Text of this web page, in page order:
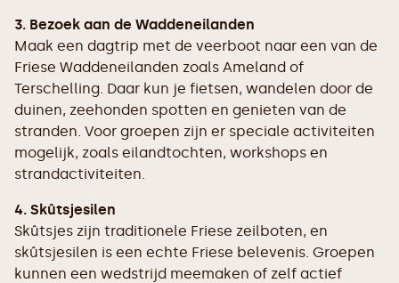
3. Bezoek aan de Waddeneilanden
Maak een dagtrip met de veerboot naar een van de
Friese Waddeneilanden zoals Ameland of
Terschelling. Daar kun je fietsen, wandelen door de
duinen, zeehonden spotten en genieten van de
stranden. Voor groepen zijn er speciale activiteiten
mogelijk, zoals eilandtochten, workshops en
strandactiviteiten.
4. Skûtsjesilen
Skûtsjes zijn traditionele Friese zeilboten, en
skûtsjesilen is een echte Friese belevenis. Groepen
kunnen een wedstrijd meemaken of zelf actief